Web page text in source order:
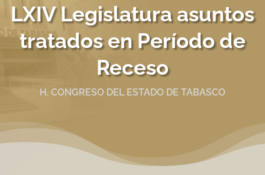
LXIV Legislatura asuntos
tratados en Período de
Receso
H. CONGRESO DEL ESTADO DE TABASCO